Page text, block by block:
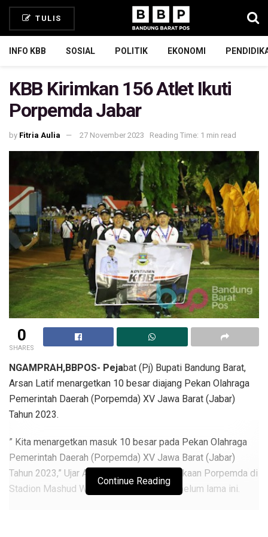
TULIS
INFO KBB SOSIAL POLITIK EKONOMI
KBB Kirimkan 156 Atlet Ikuti
Porpemda Jabar
by Fitria Aulia 27 November 2023 Reading Time: 1 min read
0
SHARES
NGAMPRAH,BBPOS- Pejabat (Pj) Bupati Bandung Barat,
Arsan Latif menargetkan 10 besar diajang Pekan Olahraga
Pemerintah Daerah (Porpemda) XV Jawa Barat (Jabar)
Tahun 2023.
” Kita menargetkan masuk 10 besar pada Pekan Olahraga
Pemerintah Daerah (Porpemda) XV Jawa Barat (Jabar)
Tahun 2023,” Ujar Arsan Latip Usai Pembukaan Porpemda di
Stadion Mashud Wisnusaputra Kuningan belum lama ini.
Continue Reading